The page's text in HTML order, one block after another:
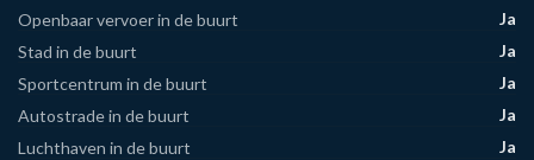
Openbaar vervoer in de buurt
Ja
Stad in de buurt
Ja
Sportcentrum in de buurt
Ja
Autostrade in de buurt
Ja
Luchthaven in de buurt
Ja